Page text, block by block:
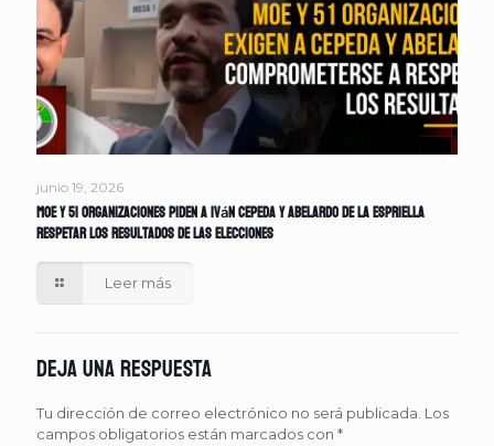
junio 19, 2026
MOE y 51 organizaciones piden a Iván Cepeda y Abelardo de la Espriella
respetar los resultados de las elecciones
Leer más
Deja una respuesta
Tu dirección de correo electrónico no será publicada. Los
campos obligatorios están marcados con *